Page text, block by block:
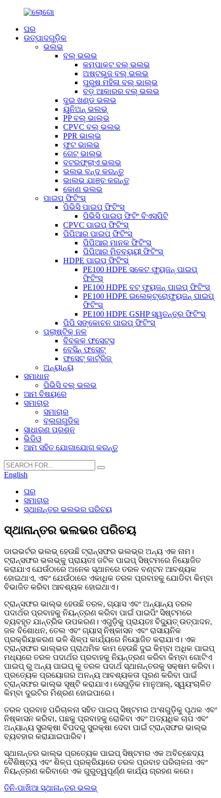
ଘର
ଉତ୍ପାଦଗୁଡ଼ିକ
ଭଲଭ
ବଲ୍ ଭଲଭ
କମ୍ପାକ୍ଟ ବଲ୍ ଭଲଭ
ଅଷ୍ଟଭୁଜ ବଲ୍ ଭଲଭ
ପୁରୁଷ ମହିଳା ବଲ୍ ଭାଲ୍ଭ
ବଡ଼ ଆକାରର ବଲ୍ ଭଲଭ
ଦୁଇ ଖଣ୍ଡ ଭଲଭ
ୟୁନିଅନ୍ ଭଲଭ୍
PP ବଲ୍ ଭାଲ୍ଭ
CPVC ବଲ୍ ଭଲଭ
PPR ଭାଲ୍ଭ
ଫୁଟ ଭାଲଭ
ଗେଟ୍ ଭାଲ୍ଭ
ବଟରଫ୍ଲାଏ ଭଲଭ
ଭଲଭ ବନ୍ଦ କରନ୍ତୁ
ଭାଲଭ ଯାଞ୍ଚ କରନ୍ତୁ
କୋଣ ଭଲଭ
ପାଇପ୍ ଫିଟିଂସ୍
ପିଭିସି ପାଇପ୍ ଫିଟିଂସ୍
ପିଭିସି ପାଇପ୍ ଫିଟିଂ ବିଏସପିଟି
CPVC ପାଇପ୍ ଫିଟିଂସ୍
ପିପିଆର ପାଇପ୍ ଫିଟିଂସ୍
ପିପିଆର ମାନକ ଫିଟିଂସ୍
ପିପିଆର ମିତବ୍ୟୟୀ ଫିଟିଂସ୍
HDPE ପାଇପ୍ ଫିଟିଂସ୍
PE100 HDPE ସକେଟ ଫ୍ୟୁଜନ୍ ପାଇପ୍
ଫିଟିଂସ୍
PE100 HDPE ବଟ୍ ଫ୍ୟୁଜନ୍ ପାଇପ୍ ଫିଟିଂସ୍
PE100 HDPE ଇଲେକ୍ଟ୍ରୋଫ୍ୟୁଜନ୍ ପାଇପ୍
ଫିଟିଂସ୍
PE100 HDPE GSHP ସ୍ୱତନ୍ତ୍ର ଫିଟିଂସ୍
ପିପି ସଙ୍କୋଚନ ପାଇପ୍ ଫିଟିଂସ୍
ପ୍ଲାଷ୍ଟିକ୍ ନଳ
ବିବକକ୍ ଫସେଟ୍ସ
ବେସିନ୍ ଫସେଟ୍
ଫସେଟ୍ କାର୍ଟ୍ରିଜ୍
ଅନ୍ୟାନ୍ୟ
ସମାଧାନ
ପିଭିସି ବଲ୍ ଭଲଭ
ଆମ ବିଷୟରେ
ସମାଚାର
ସମାଚାର
ବ୍ଲଗଗୁଡିକ
ସାଧାରଣ ପ୍ରଶ୍ନ
ଭିଡିଓ
ଆମ ସହିତ ଯୋଗାଯୋଗ କରନ୍ତୁ
English
ଘର
ସମାଚାର
ସ୍ଥାନାନ୍ତର ଭଲଭର ପରିଚୟ
ସ୍ଥାନାନ୍ତର ଭଲଭର ପରିଚୟ
ଡାଇଭର୍ଟର ଭଲଭ୍ ହେଉଛି ଟ୍ରାନ୍ସଫର ଭଲଭ୍‌ର ଅନ୍ୟ ଏକ ନାମ।
ଟ୍ରାନ୍ସଫର ଭଲଭ୍‌କୁ ପ୍ରାୟତଃ ଜଟିଳ ପାଇପ୍ ସିଷ୍ଟମରେ ନିୟୋଜିତ
କରାଯାଏ ଯେଉଁଠାରେ ଅନେକ ସ୍ଥାନରେ ତରଳ ବଣ୍ଟନ ଆବଶ୍ୟକ
ହୋଇଥାଏ, ଏବଂ ଯେଉଁଠାରେ ଏକାଧିକ ତରଳ ପ୍ରବାହକୁ ଯୋଡିବା କିମ୍ବା
ବିଭାଜିତ କରିବା ଆବଶ୍ୟକ ହୋଇଥାଏ।
ଟ୍ରାନ୍ସଫର ଭାଲ୍ଭ ହେଉଛି ତରଳ, ଗ୍ୟାସ ଏବଂ ଅନ୍ୟାନ୍ୟ ତରଳ
ପଦାର୍ଥର ପ୍ରବାହକୁ ନିୟନ୍ତ୍ରଣ କରିବା ପାଇଁ ପାଇପିଂ ସିଷ୍ଟମରେ
ବ୍ୟବହୃତ ଯାନ୍ତ୍ରିକ ଉପକରଣ। ଏଗୁଡ଼ିକୁ ପ୍ରାୟତଃ ବିଦ୍ୟୁତ୍ ଉତ୍ପାଦନ,
ଜଳ ବିଶୋଧନ, ତେଲ ଏବଂ ଗ୍ୟାସ୍ ନିଷ୍କାସନ ଏବଂ ରାସାୟନିକ
ପ୍ରକ୍ରିୟାକରଣ ଭଳି ଶିଳ୍ପ କାର୍ଯ୍ୟରେ ନିୟୋଜିତ କରାଯାଏ। ଏକ
ଟ୍ରାନ୍ସଫର ଭାଲ୍ଭର ପ୍ରାଥମିକ କାମ ହେଉଛି ଦୁଇ କିମ୍ବା ଅଧିକ ପାଇପ୍
ମଧ୍ୟରେ ତରଳ ପଦାର୍ଥର ପ୍ରବାହକୁ ନିୟନ୍ତ୍ରଣ କରିବା କିମ୍ବା ଗୋଟିଏ
ପାଇପ୍ ରୁ ଅନ୍ୟ ପାଇପ୍ କୁ ତରଳ ପଦାର୍ଥ ସ୍ଥାନାନ୍ତରକୁ ସକ୍ଷମ କରିବା।
ପ୍ରତ୍ୟେକ ପ୍ରୟୋଗର ଅନନ୍ୟ ଆବଶ୍ୟକତା ପୂରଣ କରିବା ପାଇଁ
ଟ୍ରାନ୍ସଫର ଭାଲ୍ଭ ସୃଷ୍ଟି କରାଯାଏ। ସେଗୁଡ଼ିକ ମାନୁଆଲ୍, ସ୍ୱୟଂଚାଳିତ
କିମ୍ବା ଦୁଇଟିର ମିଶ୍ରଣ ହୋଇପାରେ।
ତରଳ ପ୍ରବାହ ପରିଚାଳନା ସହିତ ପାଇପ୍ ସିଷ୍ଟମର ଅଂଶଗୁଡ଼ିକୁ ପୃଥକ ଏବଂ
ନିଷ୍କାସନ କରିବା, ପଛକୁ ପ୍ରବାହକୁ ରୋକିବା ଏବଂ ଅତ୍ୟଧିକ ଚାପ ଏବଂ
ଅନ୍ୟାନ୍ୟ ସୁରକ୍ଷା ବିପଦରୁ ସୁରକ୍ଷା ଦେବା ପାଇଁ ଟ୍ରାନ୍ସଫର ଭାଲ୍ଭ
ବ୍ୟବହାର କରାଯାଇପାରିବ।
ସ୍ଥାନାନ୍ତର ଭାଲ୍ଭ ପ୍ରତ୍ୟେକ ପାଇପ୍ ସିଷ୍ଟମର ଏକ ଅବିଚ୍ଛେଦ୍ୟ
ବୈଶିଷ୍ଟ୍ୟ ଏବଂ ଶିଳ୍ପ ପ୍ରକ୍ରିୟାରେ ତରଳ ପ୍ରବାହ ପରିଚାଳନା ଏବଂ
ନିୟନ୍ତ୍ରଣ କରିବାରେ ଏକ ଗୁରୁତ୍ୱପୂର୍ଣ୍ଣ କାର୍ଯ୍ୟ ଗ୍ରହଣ କରେ।
ତିନି-ପାଖିଆ ସ୍ଥାନାନ୍ତର ଭଲଭ୍